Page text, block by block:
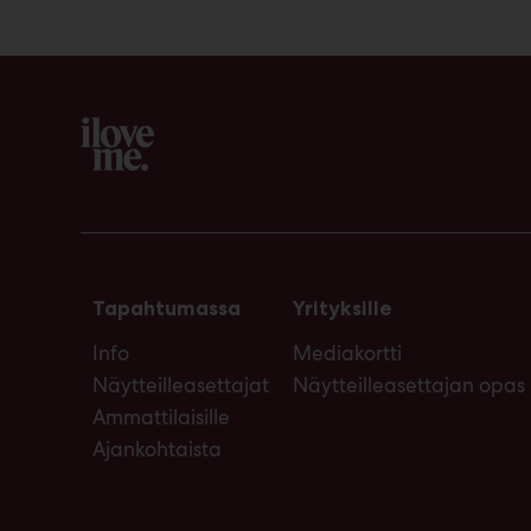
Tapahtumassa
Info
Näytteilleasettajat
Ammattilaisille
Ajankohtaista
Yrityksille
Mediakortti
Näytteilleasettajan opas